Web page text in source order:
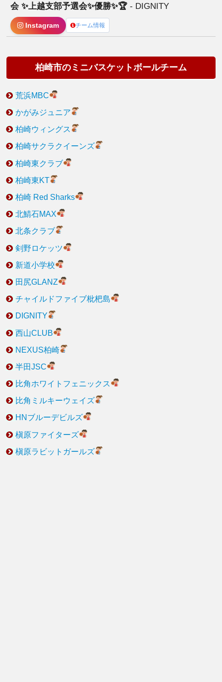
会 ✨上越支部予選会✨優勝✨🏆- DIGNITY
Instagram チーム情報
柏崎市のミニバスケットボールチーム
荒浜MBC
かがみジュニア
柏崎ウィングス
柏崎サクラクイーンズ
柏崎東クラブ
柏崎東KT
柏崎 Red Sharks
北鯖石MAX
北条クラブ
剣野ロケッツ
新道小学校
田尻GLANZ
チャイルドファイブ枇杷島
DIGNITY
西山CLUB
NEXUS柏崎
半田JSC
比角ホワイトフェニックス
比角ミルキーウェイズ
HNブルーデビルズ
槇原ファイターズ
槇原ラビットガールズ